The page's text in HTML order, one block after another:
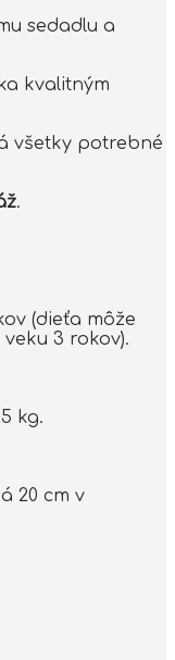
sedadlu a
kvalitným
všetky potrebné
.
(dieťa môže
3 rokov).
kg.
20 cm v